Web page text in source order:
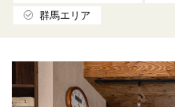
群馬エリア